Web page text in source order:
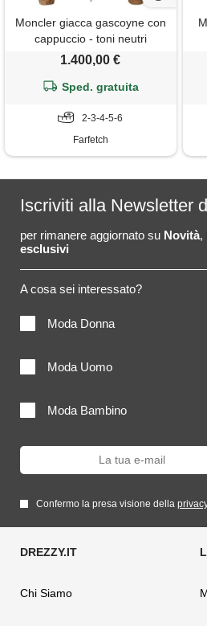
Moncler giacca gascoyne con
cappuccio - toni neutri
1.400,00 €
Sped. gratuita
2-3-4-5-6
Farfetch
Iscriviti alla Newsletter
per rimanere aggiornato su Novità,
esclusivi
A cosa sei interessato?
Moda Donna
Moda Uomo
Moda Bambino
Confermo la presa visione della
Chi Siamo